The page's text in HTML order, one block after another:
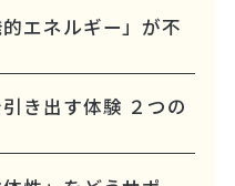
エネルギー」が不
引き出す体験 ２つの